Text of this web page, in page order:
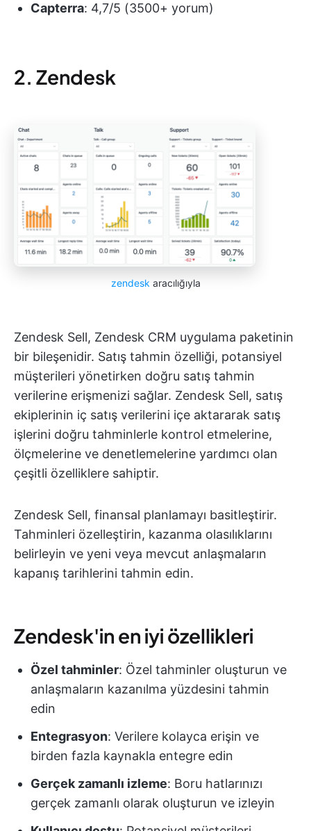
Capterra: 4,7/5 (3500+ yorum)
2. Zendesk
zendesk aracılığıyla
Zendesk Sell, Zendesk CRM uygulama paketinin
bir bileşenidir. Satış tahmin özelliği, potansiyel
müşterileri yönetirken doğru satış tahmin
verilerine erişmenizi sağlar. Zendesk Sell, satış
ekiplerinin iç satış verilerini içe aktararak satış
işlerini doğru tahminlerle kontrol etmelerine,
ölçmelerine ve denetlemelerine yardımcı olan
çeşitli özelliklere sahiptir.
Zendesk Sell, finansal planlamayı basitleştirir.
Tahminleri özelleştirin, kazanma olasılıklarını
belirleyin ve yeni veya mevcut anlaşmaların
kapanış tarihlerini tahmin edin.
Zendesk'in en iyi özellikleri
Özel tahminler: Özel tahminler oluşturun ve
anlaşmaların kazanılma yüzdesini tahmin
edin
Entegrasyon: Verilere kolayca erişin ve
birden fazla kaynakla entegre edin
Gerçek zamanlı izleme: Boru hatlarınızı
gerçek zamanlı olarak oluşturun ve izleyin